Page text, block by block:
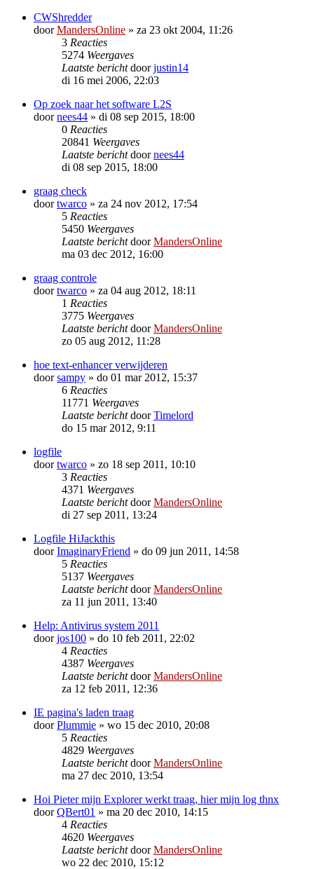
CWShredder
doorMandersOnline » za 23 okt 2004, 11:26
3 Reacties
5274 Weergaves
Laatste berichtdoorjustin14
di 16 mei 2006, 22:03
Op zoek naar het software L2S
doornees44 » di 08 sep 2015, 18:00
0 Reacties
20841 Weergaves
Laatste berichtdoornees44
di 08 sep 2015, 18:00
graag check
doortwarco » za 24 nov 2012, 17:54
5 Reacties
5450 Weergaves
Laatste berichtdoorMandersOnline
ma 03 dec 2012, 16:00
graag controle
doortwarco » za 04 aug 2012, 18:11
1 Reacties
3775 Weergaves
Laatste berichtdoorMandersOnline
zo 05 aug 2012, 11:28
hoe text-enhancer verwijderen
doorsampy » do 01 mar 2012, 15:37
6 Reacties
11771 Weergaves
Laatste berichtdoorTimelord
do 15 mar 2012, 9:11
logfile
doortwarco » zo 18 sep 2011, 10:10
3 Reacties
4371 Weergaves
Laatste berichtdoorMandersOnline
di 27 sep 2011, 13:24
Logfile HiJackthis
doorImaginaryFriend » do 09 jun 2011, 14:58
5 Reacties
5137 Weergaves
Laatste berichtdoorMandersOnline
za 11 jun 2011, 13:40
Help: Antivirus system 2011
doorjos100 » do 10 feb 2011, 22:02
4 Reacties
4387 Weergaves
Laatste berichtdoorMandersOnline
za 12 feb 2011, 12:36
IE pagina's laden traag
doorPlummie » wo 15 dec 2010, 20:08
5 Reacties
4829 Weergaves
Laatste berichtdoorMandersOnline
ma 27 dec 2010, 13:54
Hoi Pieter mijn Explorer werkt traag, hier mijn log thnx
doorQBert01 » ma 20 dec 2010, 14:15
4 Reacties
4620 Weergaves
Laatste berichtdoorMandersOnline
wo 22 dec 2010, 15:12